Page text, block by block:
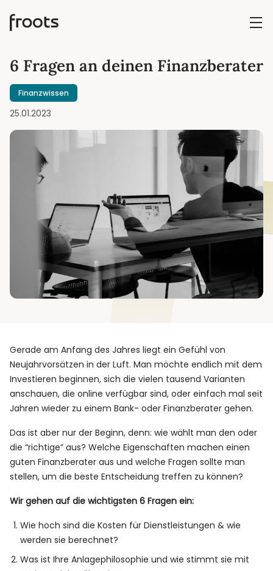
6 Fragen an deinen Finanzberater
Finanzwissen
25.01.2023
Gerade am Anfang des Jahres liegt ein Gefühl von
Neujahrvorsätzen in der Luft. Man möchte endlich mit dem
Investieren beginnen, sich die vielen tausend Varianten
anschauen, die online verfügbar sind, oder einfach mal seit
Jahren wieder zu einem Bank- oder Finanzberater gehen.
Das ist aber nur der Beginn, denn: wie wählt man den oder
die “richtige” aus? Welche Eigenschaften machen einen
guten Finanzberater aus und welche Fragen sollte man
stellen, um die beste Entscheidung treffen zu können?
Wir gehen auf die wichtigsten 6 Fragen ein:
Wie hoch sind die Kosten für Dienstleistungen & wie
werden sie berechnet?
Was ist Ihre Anlagephilosophie und wie stimmt sie mit